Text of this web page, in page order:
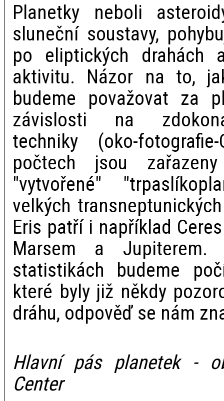
Planetky neboli
sluneční soustavy,
po eliptických drahách
aktivitu. Názor na to,
budeme považovat za
závislosti na
techniky (oko-
počtech jsou
"vytvořené"
velkých
Eris patří i například
Marsem a Jupiterem.
statistikách budeme
které byly již někdy
dráhu, odpověď se nám
Hlavní pás planetek -
Center